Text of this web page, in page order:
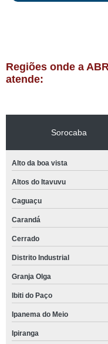
Regiões onde a
atende:
Sorocaba
Alto da boa vista
Altos do Itavuvu
Caguaçu
Carandá
Cerrado
Distrito Industrial
Granja Olga
Ibiti do Paço
Ipanema do Meio
Ipiranga